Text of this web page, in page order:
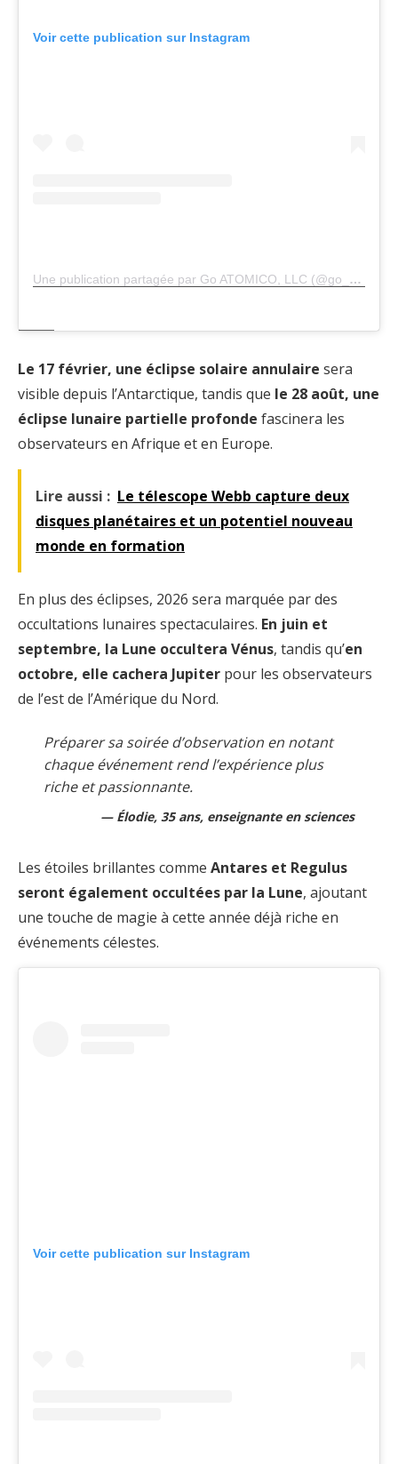
Voir cette publication sur Instagram
Une publication partagée par Go ATOMICO, LLC (@go_atomico)
Le 17 février, une éclipse solaire annulaire sera
visible depuis l’Antarctique, tandis que le 28 août, une
éclipse lunaire partielle profonde fascinera les
observateurs en Afrique et en Europe.
Lire aussi : Le télescope Webb capture deux
disques planétaires et un potentiel nouveau
monde en formation
En plus des éclipses, 2026 sera marquée par des
occultations lunaires spectaculaires. En juin et
septembre, la Lune occultera Vénus, tandis qu’en
octobre, elle cachera Jupiter pour les observateurs
de l’est de l’Amérique du Nord.
Préparer sa soirée d’observation en notant
chaque événement rend l’expérience plus
riche et passionnante.
Élodie, 35 ans, enseignante en sciences
Les étoiles brillantes comme Antares et Regulus
seront également occultées par la Lune, ajoutant
une touche de magie à cette année déjà riche en
événements célestes.
Voir cette publication sur Instagram